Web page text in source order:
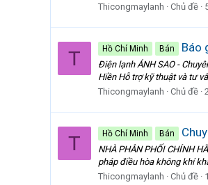
Thicongmaylanh
Chủ đề
T Hồ Chí Minh Bán Báo
Điện lạnh ÁNH SAO -
Hiền Hỗ trợ kỹ thuật và tư
Thicongmaylanh
Chủ đề
T Hồ Chí Minh Bán
NHÀ PHÂN PHỐI CHÍNH
pháp điều hòa không khí
Thicongmaylanh
Chủ đề